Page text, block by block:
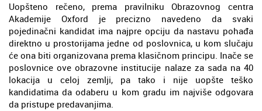
Uopšteno rečeno, prema pravilniku Obrazovnog centra
Akademije Oxford je precizno navedeno da svaki
pojedinačni kandidat ima najpre opciju da nastavu pohađa
direktno u prostorijama jedne od poslovnica, u kom slučaju
će ona biti organizovana prema klasičnom principu. Inače se
poslovnice ove obrazovne institucije nalaze za sada na 40
lokacija u celoj zemlji, pa tako i nije uopšte teško
kandidatima da odaberu u kom gradu im najviše odgovara
da pristupe predavanjima.